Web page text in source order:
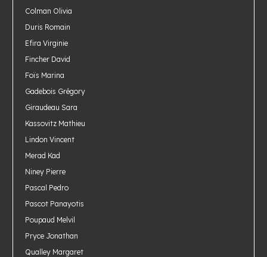
Colman Olivia
Duris Romain
Efira Virginie
Fincher David
Foïs Marina
Gadebois Grégory
Giraudeau Sara
Kassovitz Mathieu
Lindon Vincent
Merad Kad
Niney Pierre
Pascal Pedro
Pascot Panayotis
Poupaud Melvil
Pryce Jonathan
Qualley Margaret